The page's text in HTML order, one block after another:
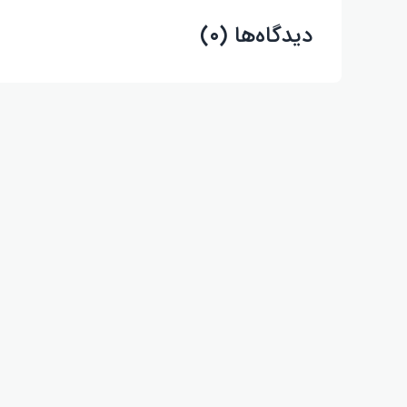
دیدگاه‌ها (۰)